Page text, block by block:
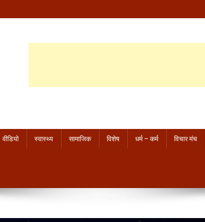
वीडियो स्वास्थ्य सामाजिक विशेष धर्म – कर्म विचार मंच